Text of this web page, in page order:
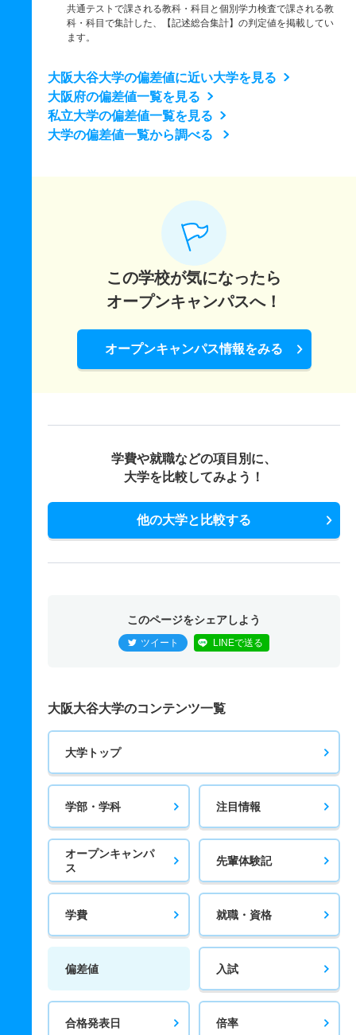
共通テストで課される教科・科目と個別学力検査で課される教
科・科目で集計した、【記述総合集計】の判定値を掲載してい
ます。
大阪大谷大学の偏差値に近い大学を見る
大阪府の偏差値一覧を見る
私立大学の偏差値一覧を見る
大学の偏差値一覧から調べる
この学校が気になったら
オープンキャンパスへ！
オープンキャンパス情報をみる
学費や就職などの項目別に、
大学を比較してみよう！
他の大学と比較する
このページをシェアしよう
ツイート LINEで送る
大阪大谷大学のコンテンツ一覧
大学トップ
学部・学科 注目情報
オープンキャンパ
ス
先輩体験記
学費 就職・資格
偏差値 入試
合格発表日 倍率